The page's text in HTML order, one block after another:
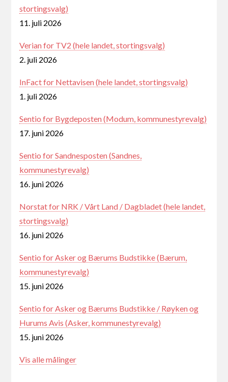
stortingsvalg)
11. juli 2026
Verian for TV2 (hele landet, stortingsvalg)
2. juli 2026
InFact for Nettavisen (hele landet, stortingsvalg)
1. juli 2026
Sentio for Bygdeposten (Modum, kommunestyrevalg)
17. juni 2026
Sentio for Sandnesposten (Sandnes,
kommunestyrevalg)
16. juni 2026
Norstat for NRK / Vårt Land / Dagbladet (hele landet,
stortingsvalg)
16. juni 2026
Sentio for Asker og Bærums Budstikke (Bærum,
kommunestyrevalg)
15. juni 2026
Sentio for Asker og Bærums Budstikke / Røyken og
Hurums Avis (Asker, kommunestyrevalg)
15. juni 2026
Vis alle målinger